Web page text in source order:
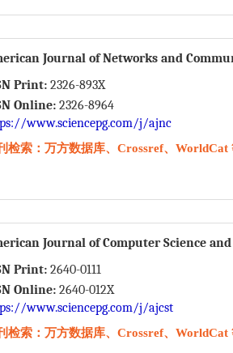
Journal of Networks and
Print: 2326-893X
Online: 2326-8964
www.sciencepg.com/j/ajnc
检索：万方数据库、Crossref、WorldCat
Journal of Computer Science
Print: 2640-0111
Online: 2640-012X
www.sciencepg.com/j/ajcst
检索：万方数据库、Crossref、WorldCat